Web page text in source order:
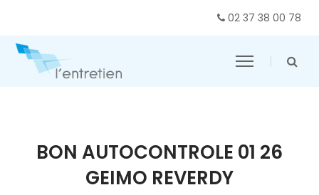
02 37 38 00 78
BON AUTOCONTROLE 01 26
GEIMO REVERDY